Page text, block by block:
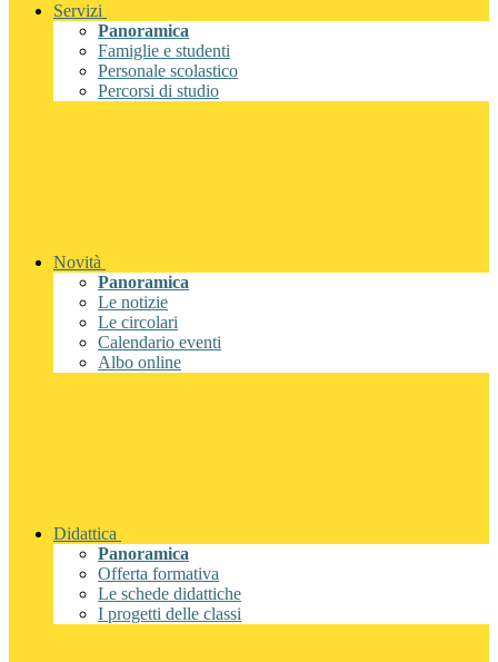
Servizi
Panoramica
Famiglie e studenti
Personale scolastico
Percorsi di studio
Novità
Panoramica
Le notizie
Le circolari
Calendario eventi
Albo online
Didattica
Panoramica
Offerta formativa
Le schede didattiche
I progetti delle classi